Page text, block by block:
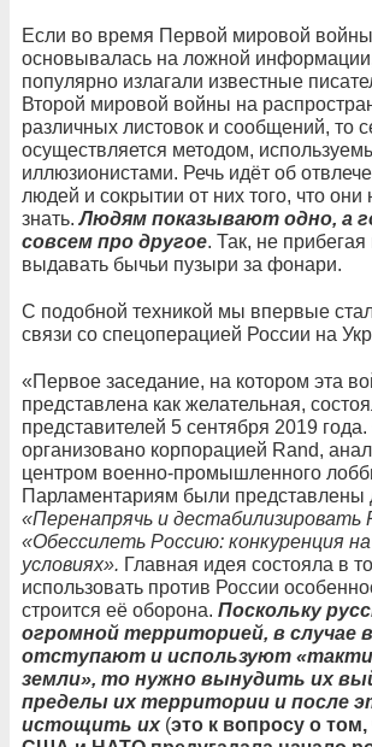
Если во время Первой мировой
основывалась на ложной
популярно излагали известные
Второй мировой войны на
различных листовок и сообщений, то
осуществляется методом,
иллюзионистами. Речь идёт об
людей и сокрытии от них того, что
знать.Людям показывают одно, а
совсем про другое. Так, не
выдавать бычьи пузыри за фонари.
С подобной техникой мы впервые
связи со спецоперацией России на
«Первое заседание, на котором эта
представлена как желательная,
представителей 5 сентября 2019
организовано корпорацией Rand,
центром военно-промышленного
Парламентариям были представлены
«Перенапрячь и дестабилизировать
«Обессилеть Россию: конкуренция
условиях». Главная идея состояла в
использовать против России
строится её оборона. Поскольку
огромной территорией, в случае
отступают и используют
земли», то нужно вынудить их
пределы их территории и после
истощить их (это к вопросу о том,